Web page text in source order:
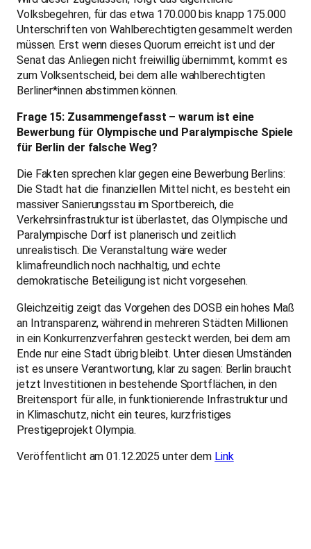
Volksbegehren, für das etwa 170.000 bis knapp 175.000
Unterschriften von Wahlberechtigten gesammelt werden
müssen. Erst wenn dieses Quorum erreicht ist und der
Senat das Anliegen nicht freiwillig übernimmt, kommt es
zum Volksentscheid, bei dem alle wahlberechtigten
Berliner*innen abstimmen können.
Frage 15: Zusammengefasst – warum ist eine
Bewerbung für Olympische und Paralympische Spiele
für Berlin der falsche Weg?
Die Fakten sprechen klar gegen eine Bewerbung Berlins:
Die Stadt hat die finanziellen Mittel nicht, es besteht ein
massiver Sanierungsstau im Sportbereich, die
Verkehrsinfrastruktur ist überlastet, das Olympische und
Paralympische Dorf ist planerisch und zeitlich
unrealistisch. Die Veranstaltung wäre weder
klimafreundlich noch nachhaltig, und echte
demokratische Beteiligung ist nicht vorgesehen.
Gleichzeitig zeigt das Vorgehen des DOSB ein hohes Maß
an Intransparenz, während in mehreren Städten Millionen
in ein Konkurrenzverfahren gesteckt werden, bei dem am
Ende nur eine Stadt übrig bleibt. Unter diesen Umständen
ist es unsere Verantwortung, klar zu sagen: Berlin braucht
jetzt Investitionen in bestehende Sportflächen, in den
Breitensport für alle, in funktionierende Infrastruktur und
in Klimaschutz, nicht ein teures, kurzfristiges
Prestigeprojekt Olympia.
Veröffentlicht am 01.12.2025 unter dem Link